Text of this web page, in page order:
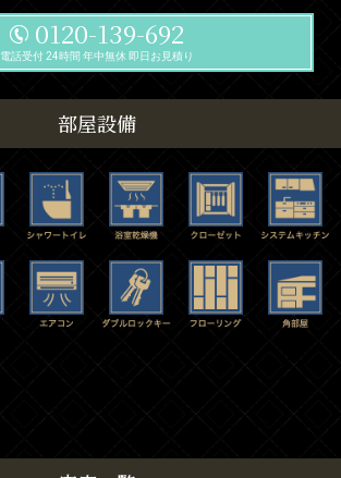
0120-139-692
電話受付 24時間 年中無休 即日お見積り
部屋設備